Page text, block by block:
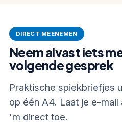
DIRECT MEENEMEN
Neem alvast iets
volgende gesprek
Praktische spiekbriefjes
op één A4. Laat je e-
'm direct toe.